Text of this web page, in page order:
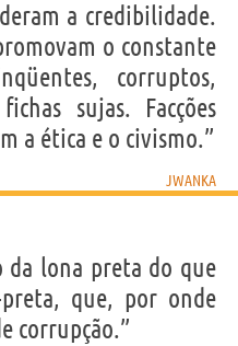
a credibilidade.
o constante
corruptos,
sujas. Facções
a ética e o civismo.”
JWANKA
da lona preta do que
que, por onde
corrupção.”